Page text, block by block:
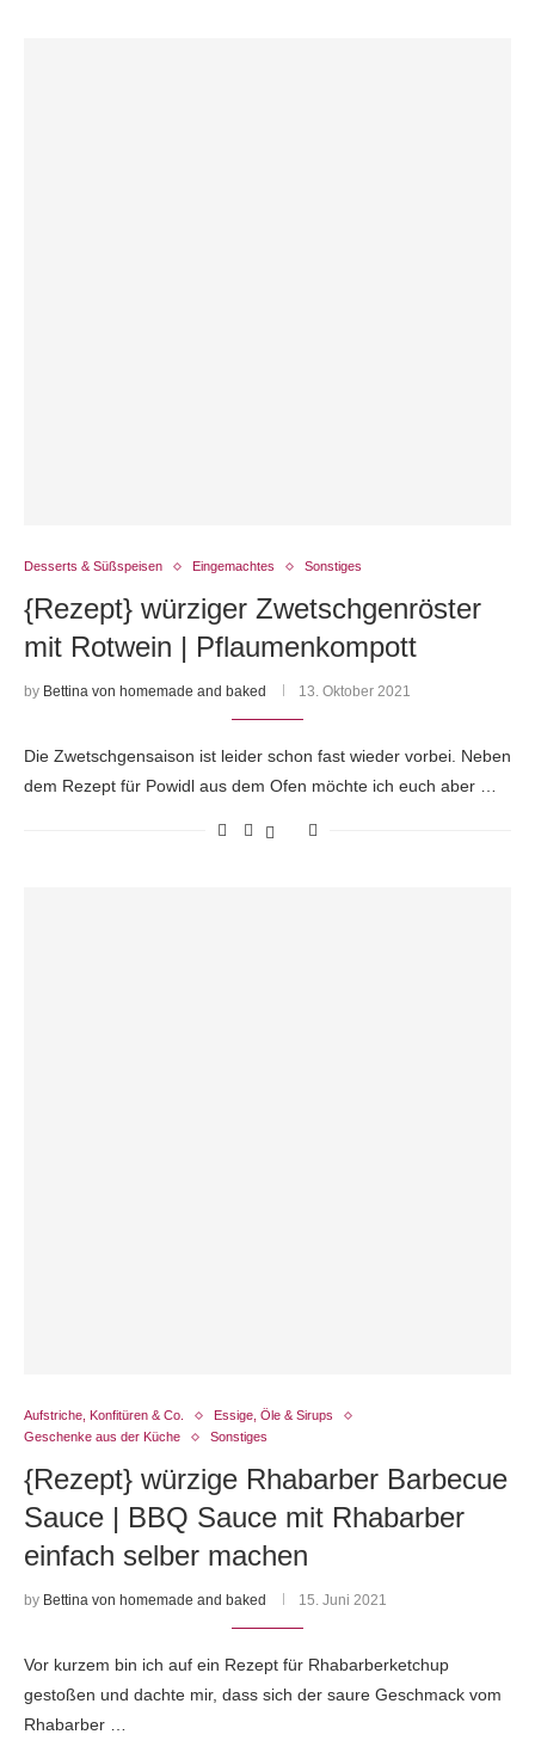
Desserts & Süßspeisen Eingemachtes Sonstiges
{Rezept} würziger Zwetschgenröster
mit Rotwein | Pflaumenkompott
by Bettina von homemade and baked 13. Oktober 2021
Die Zwetschgensaison ist leider schon fast wieder vorbei. Neben
dem Rezept für Powidl aus dem Ofen möchte ich euch aber …
Aufstriche, Konfitüren & Co.
Essige, Öle & Sirups
Geschenke aus der Küche
Sonstiges
{Rezept} würzige Rhabarber Barbecue
Sauce | BBQ Sauce mit Rhabarber
einfach selber machen
by Bettina von homemade and baked 15. Juni 2021
Vor kurzem bin ich auf ein Rezept für Rhabarberketchup
gestoßen und dachte mir, dass sich der saure Geschmack vom
Rhabarber …